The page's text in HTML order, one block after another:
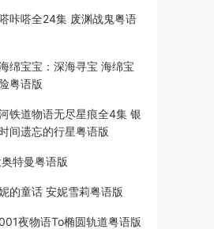
咔嗒全24集 废渊战鬼粤语
绵宝宝：深海寻宝 海绵宝
粤语版
铁道物语无尽星痕全4集 银
间遗忘的行星粤语版
特曼粤语版
的童话 安妮雪莉粤语版
夜物语To椭圆轨道粤语版